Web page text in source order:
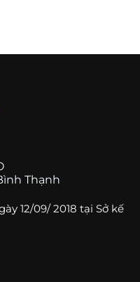
Thạnh
12/09/ 2018 tại Sở kế